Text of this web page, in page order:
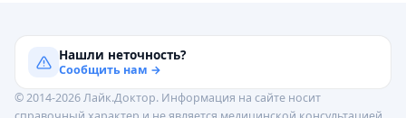
Нашли неточность?
Сообщить нам →
© 2014-2026 Лайк.Доктор. Информация на сайте носит